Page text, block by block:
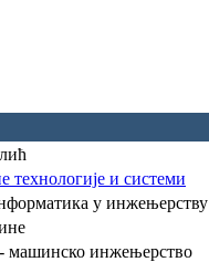
и системи
у инжењерству
машинско инжењерство